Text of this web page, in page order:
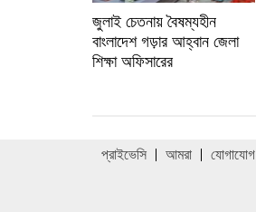
জুলাই চেতনায় বৈষম্যহীন
বাংলাদেশ গড়ার আহ্বান জেলা
শিক্ষা অফিসারের
প্রাইভেসি আমরা যোগাযোগ